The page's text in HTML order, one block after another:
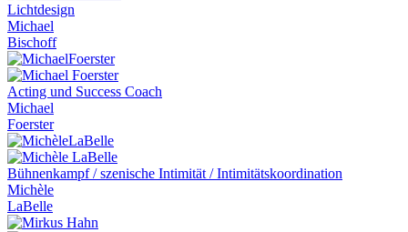
Lichtdesign
Michael
Bischoff
Acting und Success Coach
Michael
Foerster
Bühnenkampf / szenische Intimität / Intimitätskoordination
Michèle
LaBelle